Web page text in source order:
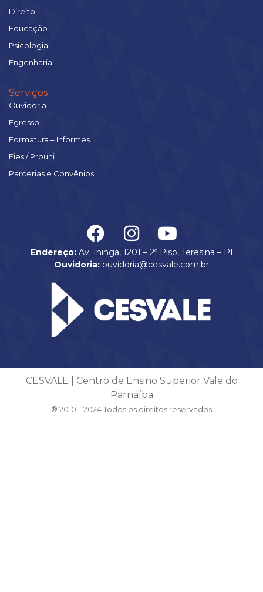
Direito
Educação
Psicologia
Engenharia
Serviços
Ouvidoria
Egresso
Formatura – Informes
Fies / Prouni
Parcerias e Convênios
Endereço:Av. Ininga, 1201 – 2º Piso, Teresina – PI
Ouvidoria: ouvidoria@cesvale.com.br
CESVALE | Centro de Ensino Superior Vale do
Parnaíba
® 2010 – 2024 Todos os direitos reservados